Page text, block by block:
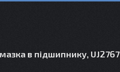
в підшипнику, UJ2767